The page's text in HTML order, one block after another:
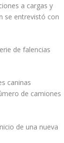
a cargas y
se entrevistó con
de falencias
caninas
de camiones
de una nueva